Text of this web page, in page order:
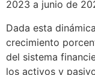
2023 a junio de
Dada esta
crecimiento
del sistema
los activos y